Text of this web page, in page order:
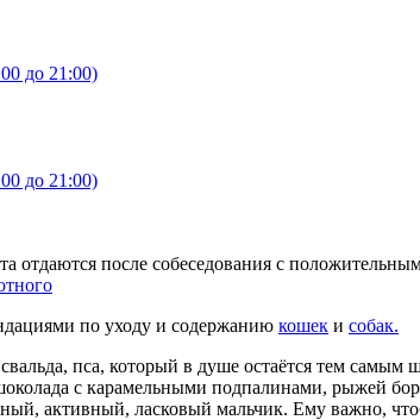
до 21:00)
до 21:00)
отдаются после собеседования с
по уходу и содержанию кошек и собак.
пса, который в душе остаётся тем самым
с карамельными подпалинами, рыжей
активный, ласковый мальчик. Ему важно,